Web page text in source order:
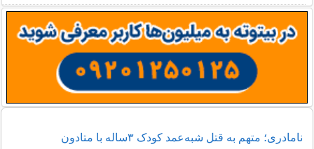
نامادری؛ متهم به قتل شبه‌عمد کودک ۳‌ساله با متادون